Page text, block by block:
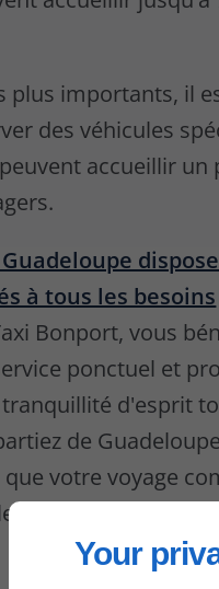
Your
plus importants, il
des véhicules
accueillir un
à tous les besoins
Bonport, vous
ponctuel et
d'esprit
de
votre voyage
meilleures